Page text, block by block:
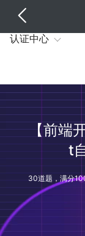
认证中心
【前端
t
30道题，满分